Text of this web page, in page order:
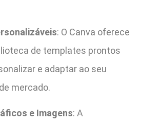
: O Canva oferece
de templates prontos
e adaptar ao seu
mercado.
e Imagens: A